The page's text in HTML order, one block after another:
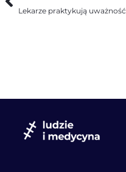
Lekarze praktykują uważność